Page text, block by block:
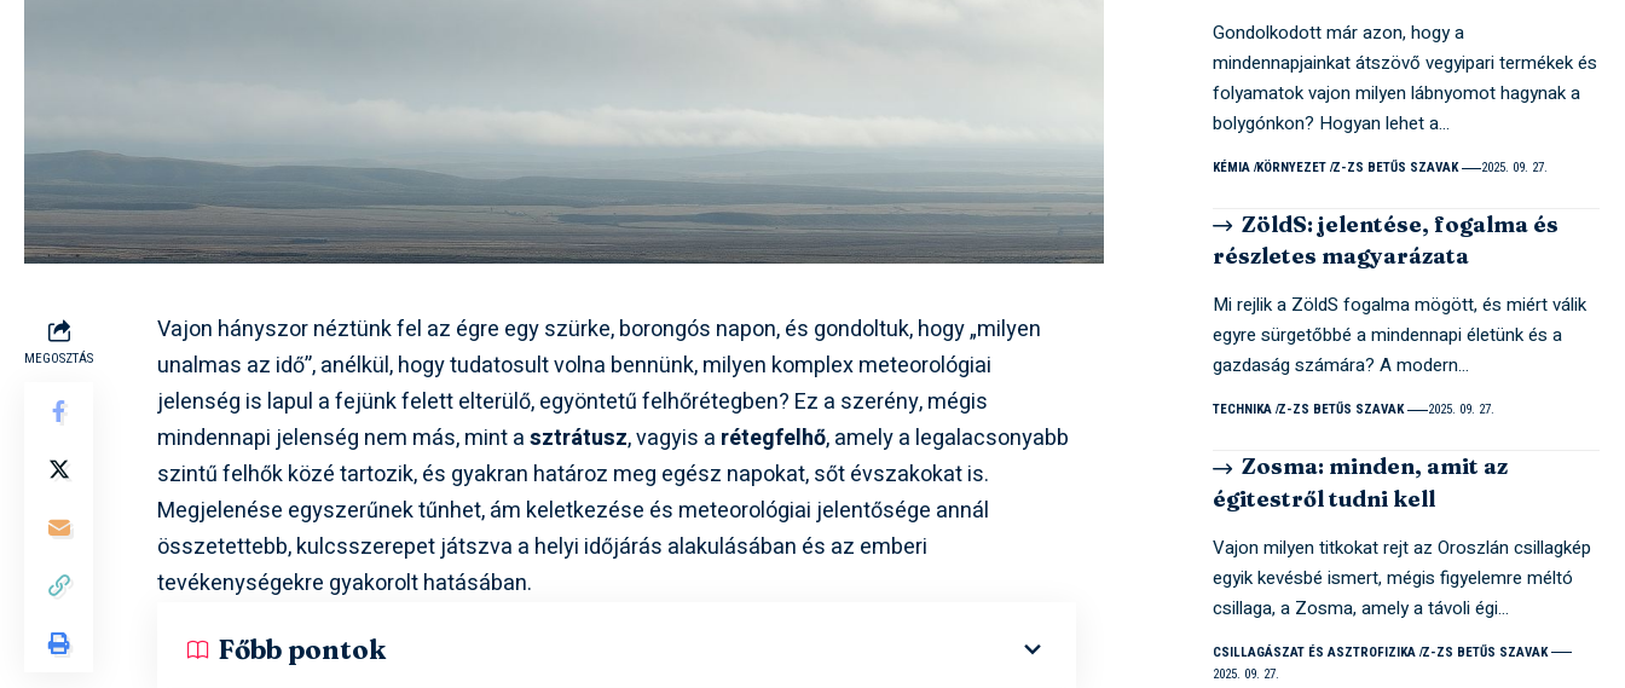
MEGOSZTÁS
Vajon hányszor néztünk fel az égre egy szürke, borongós napon, és gondoltuk, hogy „milyen
unalmas az idő”, anélkül, hogy tudatosult volna bennünk, milyen komplex meteorológiai
jelenség is lapul a fejünk felett elterülő, egyöntetű felhőrétegben? Ez a szerény, mégis
mindennapi jelenség nem más, mint asztrátusz, vagyis a rétegfelhő, amely a legalacsonyabb
szintű felhők közé tartozik, és gyakran határoz meg egész napokat, sőt évszakokat is.
Megjelenése egyszerűnek tűnhet, ám keletkezése és meteorológiai jelentősége annál
összetettebb, kulcsszerepet játszva a helyi időjárás alakulásában és az emberi
tevékenységekre gyakorolt hatásában.
Főbb pontok
Gondolkodott már azon, hogy a
mindennapjainkat átszövő vegyipari termékek és
folyamatok vajon milyen lábnyomot hagynak a
bolygónkon? Hogyan lehet a…
KÉMIA KÖRNYEZET Z-ZS BETŰS SZAVAK 2025. 09. 27.
ZöldS: jelentése, fogalma és
részletes magyarázata
Mi rejlik a ZöldS fogalma mögött, és miért válik
egyre sürgetőbbé a mindennapi életünk és a
gazdaság számára? A modern…
TECHNIKA Z-ZS BETŰS SZAVAK 2025. 09. 27.
Zosma: minden, amit az
égitestről tudni kell
Vajon milyen titkokat rejt az Oroszlán csillagkép
egyik kevésbé ismert, mégis figyelemre méltó
csillaga, a Zosma, amely a távoli égi…
CSILLAGÁSZAT ÉS ASZTROFIZIKA Z-ZS BETŰS SZAVAK
2025. 09. 27.